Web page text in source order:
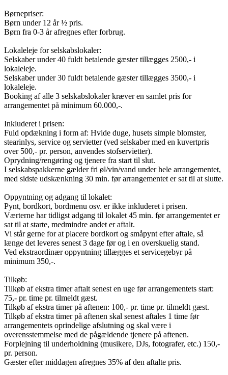
Børnepriser:
Børn under 12 år ½ pris.
Børn fra 0-3 år afregnes efter forbrug.
Lokaleleje for selskabslokaler:
Selskaber under 40 fuldt betalende gæster tillægges 2500,- i
lokaleleje.
Selskaber under 30 fuldt betalende gæster tillægges 3500,- i
lokaleleje.
Booking af alle 3 selskabslokaler kræver en samlet pris for
arrangementet på minimum 60.000,-.
Inkluderet i prisen:
Fuld opdækning i form af: Hvide duge, husets simple blomster,
stearinlys, service og servietter (ved selskaber med en kuvertpris
over 500,- pr. person, anvendes stofservietter).
Oprydning/rengøring og tjenere fra start til slut.
I selskabspakkerne gælder fri øl/vin/vand under hele arrangementet,
med sidste udskænkning 30 min. før arrangementet er sat til at slutte.
Oppyntning og adgang til lokalet:
Pynt, bordkort, bordmenu osv. er ikke inkluderet i prisen.
Værterne har tidligst adgang til lokalet 45 min. før arrangementet er
sat til at starte, medmindre andet er aftalt.
Vi står gerne for at placere bordkort og småpynt efter aftale, så
længe det leveres senest 3 dage før og i en overskuelig stand.
Ved ekstraordinær oppyntning tillægges et servicegebyr på
minimum 350,-.
Tilkøb:
Tilkøb af ekstra timer aftalt senest en uge før arrangementets start:
75,- pr. time pr. tilmeldt gæst.
Tilkøb af ekstra timer på aftenen: 100,- pr. time pr. tilmeldt gæst.
Tilkøb af ekstra timer på aftenen skal senest aftales 1 time før
arrangementets oprindelige afslutning og skal være i
overensstemmelse med de pågældende tjenere på aftenen.
Forplejning til underholdning (musikere, DJs, fotografer, etc.) 150,-
pr. person.
Gæster efter middagen afregnes 35% af den aftalte pris.